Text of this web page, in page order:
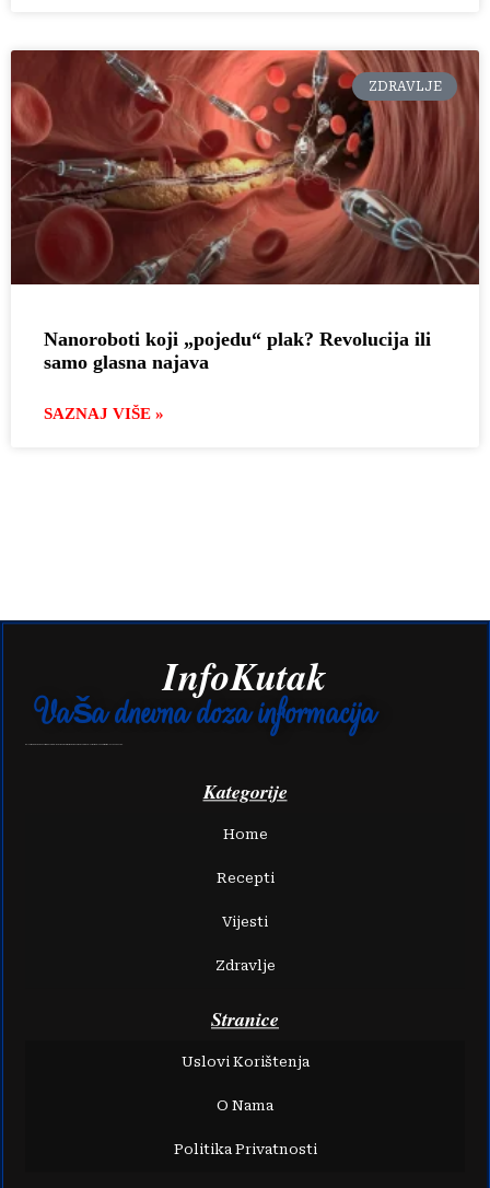
ZDRAVLJE
Nanoroboti koji „pojedu“ plak? Revolucija ili
samo glasna najava
SAZNAJ VIŠE »
InfoKutak
Vaša dnevna doza informacija
Kategorije
Home
Recepti
Vijesti
Zdravlje
Stranice
Uslovi Korištenja
O Nama
Politika Privatnosti